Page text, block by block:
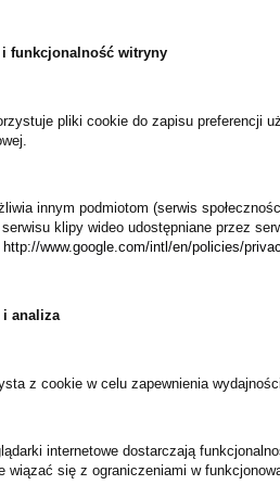
i funkcjonalność witryny
pliki cookie do zapisu preferencji
innym podmiotom (serwis
klipy wideo udostępniane przez
http://www.google.com/intl/en/policies/
i analiza
z cookie w celu zapewnienia
internetowe dostarczają
wiązać się z ograniczeniami w